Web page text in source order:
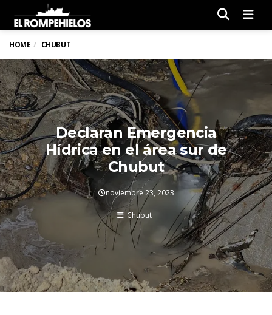
HOME CHUBUT
Declaran Emergencia
Hídrica en el área sur de
Chubut
noviembre 23, 2023
Chubut